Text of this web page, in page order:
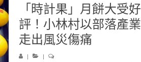
「時計果」月餅大受好
評！小林村以部落產業
走出風災傷痛
| |